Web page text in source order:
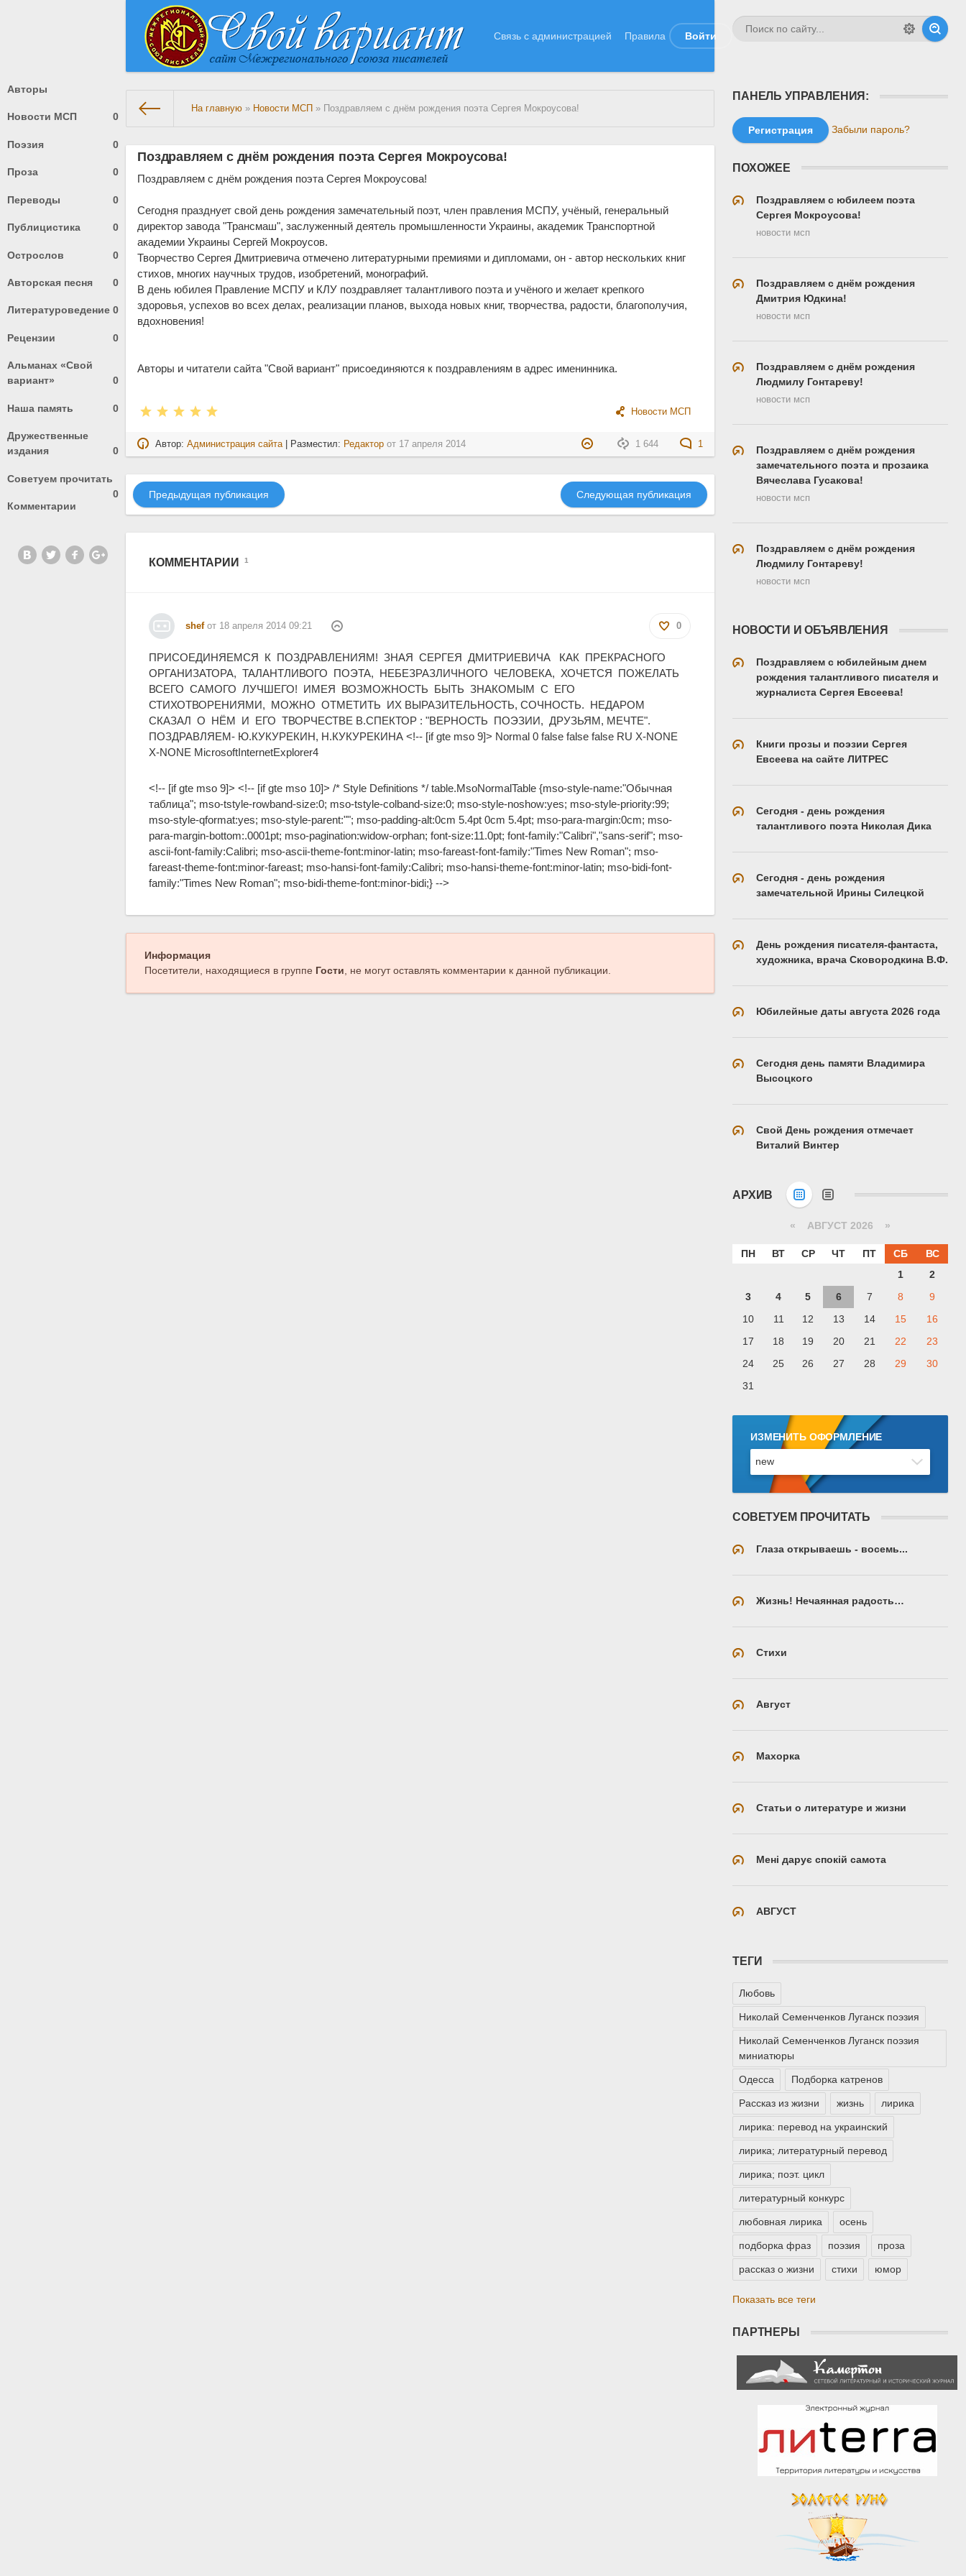
Связь с администрацией Правила Войти
Авторы
Новости МСП 0
Поэзия 0
Проза 0
Переводы 0
Публицистика 0
Острослов 0
Авторская песня 0
Литературоведение 0
Рецензии 0
Альманах «Свой
вариант»
0
Наша память 0
Дружественные
издания
0
Советуем прочитать
0
Комментарии
На главную » Новости МСП » Поздравляем с днём рождения поэта Сергея Мокроусова!
Поздравляем с днём рождения поэта Сергея Мокроусова!
Поздравляем с днём рождения поэта Сергея Мокроусова!
Сегодня празднует свой день рождения замечательный поэт, член правления МСПУ, учёный, генеральный
директор завода "Трансмаш", заслуженный деятель промышленности Украины, академик Транспортной
академии Украины Сергей Мокроусов.
Творчество Сергея Дмитриевича отмечено литературными премиями и дипломами, он - автор нескольких книг
стихов, многих научных трудов, изобретений, монографий.
В день юбилея Правление МСПУ и КЛУ поздравляет талантливого поэта и учёного и желает крепкого
здоровья, успехов во всех делах, реализации планов, выхода новых книг, творчества, радости, благополучия,
вдохновения!
Авторы и читатели сайта "Свой вариант" присоединяются к поздравлениям в адрес именинника.
Новости МСП
1 644 1
Автор:Администрация сайта | Разместил: Редактор от 17 апреля 2014
Предыдущая публикация Следующая публикация
КОММЕНТАРИИ 1
shef от 18 апреля 2014 09:21 0
ПРИСОЕДИНЯЕМСЯ К ПОЗДРАВЛЕНИЯМ! ЗНАЯ СЕРГЕЯ ДМИТРИЕВИЧА КАК ПРЕКРАСНОГО
ОРГАНИЗАТОРА, ТАЛАНТЛИВОГО ПОЭТА, НЕБЕЗРАЗЛИЧНОГО ЧЕЛОВЕКА, ХОЧЕТСЯ ПОЖЕЛАТЬ
ВСЕГО САМОГО ЛУЧШЕГО! ИМЕЯ ВОЗМОЖНОСТЬ БЫТЬ ЗНАКОМЫМ С ЕГО
СТИХОТВОРЕНИЯМИ, МОЖНО ОТМЕТИТЬ ИХ ВЫРАЗИТЕЛЬНОСТЬ, СОЧНОСТЬ. НЕДАРОМ
СКАЗАЛ О НЁМ И ЕГО ТВОРЧЕСТВЕ В.СПЕКТОР : "ВЕРНОСТЬ ПОЭЗИИ, ДРУЗЬЯМ, МЕЧТЕ".
ПОЗДРАВЛЯЕМ- Ю.КУКУРЕКИН, Н.КУКУРЕКИНА <!-- [if gte mso 9]> Normal 0 false false false RU X-NONE
X-NONE MicrosoftInternetExplorer4
<!-- [if gte mso 9]> <!-- [if gte mso 10]> /* Style Definitions */ table.MsoNormalTable {mso-style-name:"Обычная
таблица"; mso-tstyle-rowband-size:0; mso-tstyle-colband-size:0; mso-style-noshow:yes; mso-style-priority:99;
mso-style-qformat:yes; mso-style-parent:""; mso-padding-alt:0cm 5.4pt 0cm 5.4pt; mso-para-margin:0cm; mso-
para-margin-bottom:.0001pt; mso-pagination:widow-orphan; font-size:11.0pt; font-family:"Calibri","sans-serif"; mso-
ascii-font-family:Calibri; mso-ascii-theme-font:minor-latin; mso-fareast-font-family:"Times New Roman"; mso-
fareast-theme-font:minor-fareast; mso-hansi-font-family:Calibri; mso-hansi-theme-font:minor-latin; mso-bidi-font-
family:"Times New Roman"; mso-bidi-theme-font:minor-bidi;} -->
Информация
Посетители, находящиеся в группе Гости , не могут оставлять комментарии к данной публикации.
ПАНЕЛЬ УПРАВЛЕНИЯ:
Регистрация Забыли пароль?
ПОХОЖЕЕ
Поздравляем с юбилеем поэта
Сергея Мокроусова!
новости мсп
Поздравляем с днём рождения
Дмитрия Юдкина!
новости мсп
Поздравляем с днём рождения
Людмилу Гонтареву!
новости мсп
Поздравляем с днём рождения
замечательного поэта и прозаика
Вячеслава Гусакова!
новости мсп
Поздравляем с днём рождения
Людмилу Гонтареву!
новости мсп
НОВОСТИ И ОБЪЯВЛЕНИЯ
Поздравляем с юбилейным днем
рождения талантливого писателя и
журналиста Сергея Евсеева!
Книги прозы и поэзии Сергея
Евсеева на сайте ЛИТРЕС
Сегодня - день рождения
талантливого поэта Николая Дика
Сегодня - день рождения
замечательной Ирины Силецкой
День рождения писателя-фантаста,
художника, врача Сковородкина В.Ф.
Юбилейные даты августа 2026 года
Сегодня день памяти Владимира
Высоцкого
Свой День рождения отмечает
Виталий Винтер
АРХИВ
« АВГУСТ 2026 »
ПН ВТ СР ЧТ ПТ СБ
ВС
1
2
3
4 5 6 7 8
9
10
11 12 13 14 15
16
17
18 19 20 21 22
23
24
25 26 27 28 29
30
31
ИЗМЕНИТЬ ОФОРМЛЕНИЕ
СОВЕТУЕМ ПРОЧИТАТЬ
Глаза открываешь - восемь...
Жизнь! Нечаянная радость…
Стихи
Август
Махорка
Статьи о литературе и жизни
Мені дарує спокій самота
АВГУСТ
ТЕГИ
Любовь
Николай Семенченков Луганск поэзия
Николай Семенченков Луганск поэзия
миниатюры
Одесса Подборка катренов
Рассказ из жизни жизнь лирика
лирика: перевод на украинский
лирика; литературный перевод
лирика; поэт. цикл
литературный конкурс
любовная лирика осень
подборка фраз поэзия проза
рассказ о жизни стихи юмор
Показать все теги
ПАРТНЕРЫ